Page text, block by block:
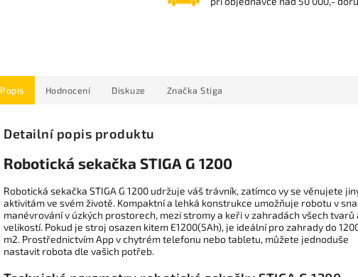
Popis Hodnocení Diskuze Značka Stiga
Detailní popis produktu
Robotická sekačka STIGA G 1200
Robotická sekačka STIGA G 1200 udržuje váš trávník, zatímco vy se věnujete
aktivitám ve svém životě. Kompaktní a lehká konstrukce umožňuje robotu v
manévrování v úzkých prostorech, mezi stromy a keři v zahradách všech tvarů
velikostí. Pokud je stroj osazen kitem E1200(5Ah), je ideální pro zahrady do
m2. Prostřednictvím App v chytrém telefonu nebo tabletu, můžete jednoduše
nastavit robota dle vašich potřeb.